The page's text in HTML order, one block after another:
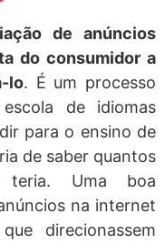
de anúncios
do consumidor a
lo. É um processo
de idiomas
para o ensino de
de saber quantos
teria. Uma boa
na internet
direcionassem